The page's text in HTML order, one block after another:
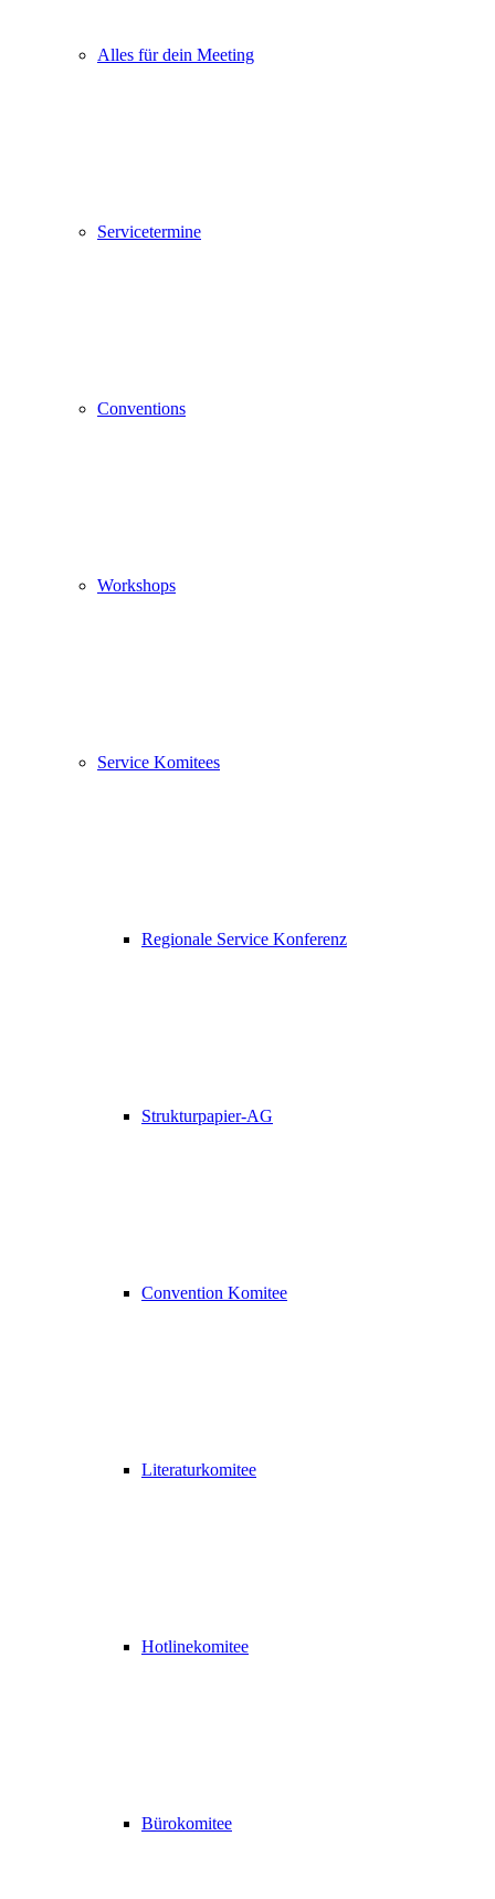
Alles für dein Meeting
Servicetermine
Conventions
Workshops
Service Komitees
Regionale Service Konferenz
Strukturpapier-AG
Convention Komitee
Literaturkomitee
Hotlinekomitee
Bürokomitee